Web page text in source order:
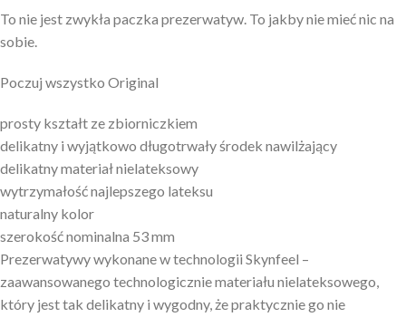
To nie jest zwykła paczka prezerwatyw. To jakby nie mieć nic na
sobie.
Poczuj wszystko Original
prosty kształt ze zbiorniczkiem
delikatny i wyjątkowo długotrwały środek nawilżający
delikatny materiał nielateksowy
wytrzymałość najlepszego lateksu
naturalny kolor
szerokość nominalna 53 mm
Prezerwatywy wykonane w technologii Skynfeel –
zaawansowanego technologicznie materiału nielateksowego,
który jest tak delikatny i wygodny, że praktycznie go nie